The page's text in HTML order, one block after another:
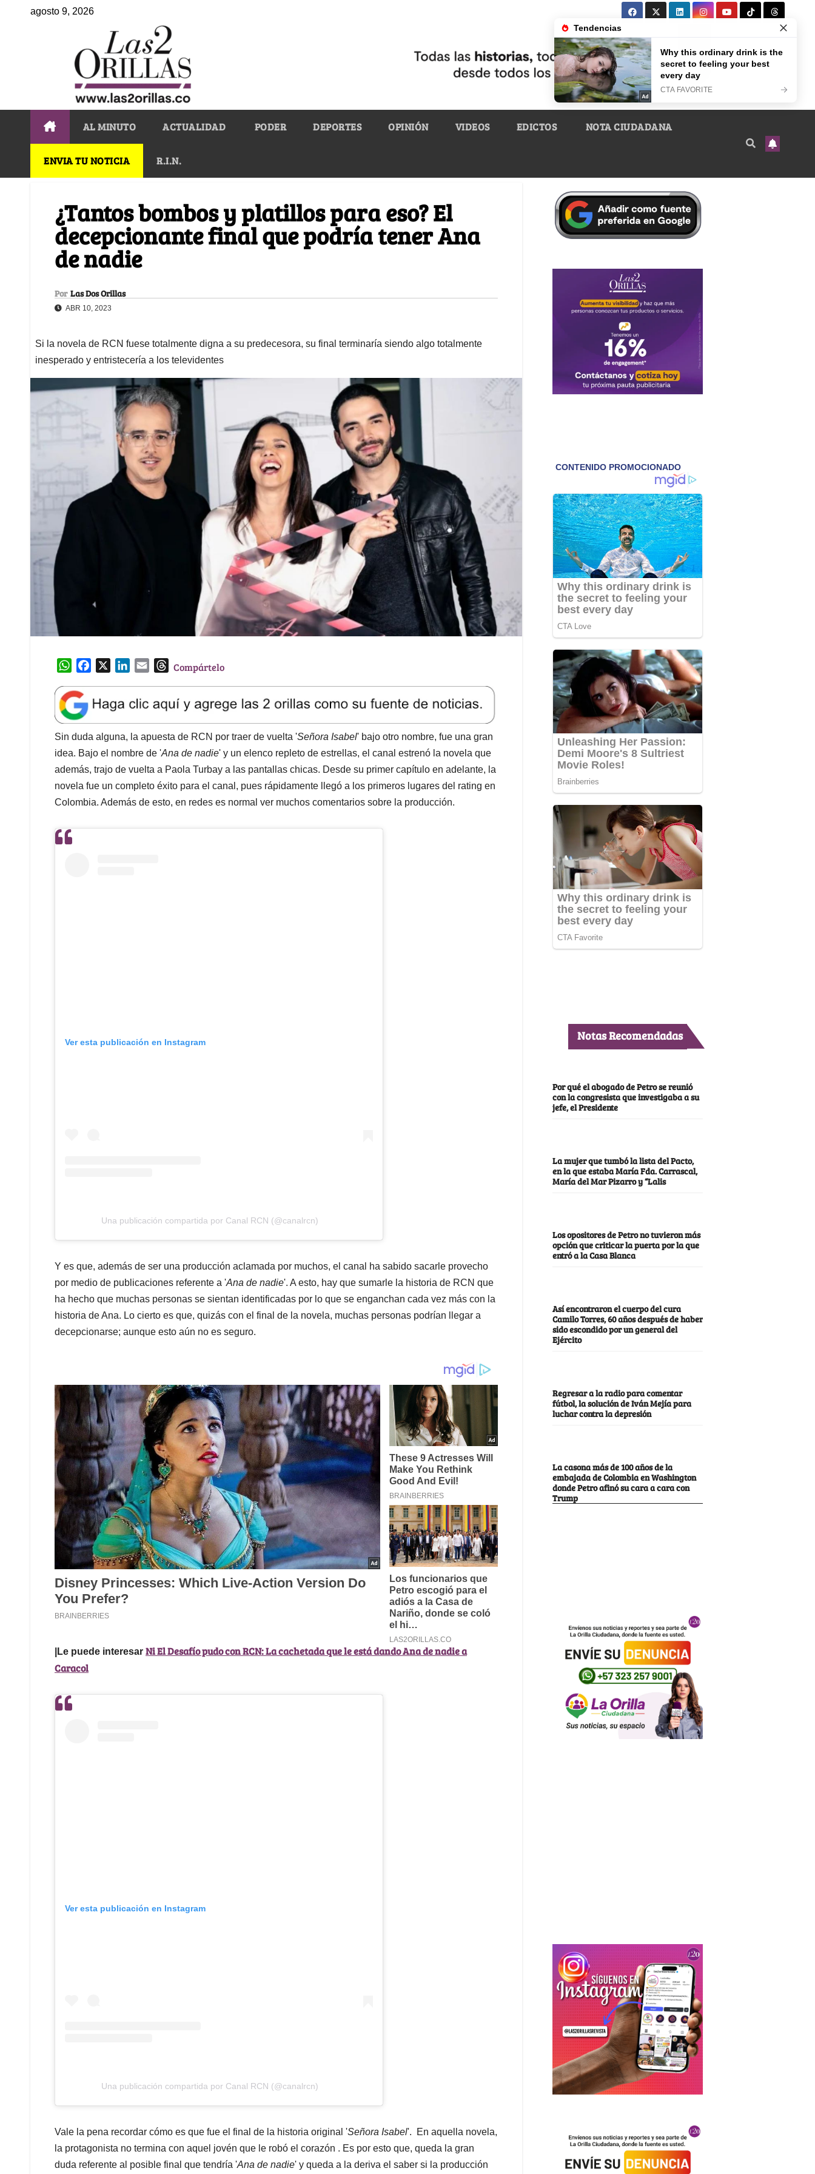
agosto 9, 2026
AL MINUTO ACTUALIDAD PODER DEPORTES OPINIÓN VIDEOS EDICTOS NOTA CIUDADANA
ENVIA TU NOTICIA R.I.N.
¿Tantos bombos y platillos para eso? El
decepcionante final que podría tener Ana
de nadie
Por Las Dos Orillas
ABR 10, 2023
Si la novela de RCN fuese totalmente digna a su predecesora, su final terminaría siendo algo totalmente
inesperado y entristecería a los televidentes
W
a
t
s
A
p
p
e
b
o
o
k
k
e
d
I
n
l
T
e
a
d
s
Compártelo
Sin duda alguna, la apuesta de RCN por traer de vuelta 'Señora Isabel' bajo otro nombre, fue una gran
idea. Bajo el nombre de 'Ana de nadie' y un elenco repleto de estrellas, el canal estrenó la novela que
además, trajo de vuelta a Paola Turbay a las pantallas chicas. Desde su primer capítulo en adelante, la
novela fue un completo éxito para el canal, pues rápidamente llegó a los primeros lugares del rating en
Colombia. Además de esto, en redes es normal ver muchos comentarios sobre la producción.
Ver esta publicación en Instagram
Una publicación compartida por Canal RCN (@canalrcn)
Y es que, además de ser una producción aclamada por muchos, el canal ha sabido sacarle provecho
por medio de publicaciones referente a 'Ana de nadie'. A esto, hay que sumarle la historia de RCN que
ha hecho que muchas personas se sientan identificadas por lo que se enganchan cada vez más con la
historia de Ana. Lo cierto es que, quizás con el final de la novela, muchas personas podrían llegar a
decepcionarse; aunque esto aún no es seguro.
|Le puede interesar Ni El Desafío pudo con RCN: La cachetada que le está dando Ana de nadie a
Caracol
Ver esta publicación en Instagram
Una publicación compartida por Canal RCN (@canalrcn)
Vale la pena recordar cómo es que fue el final de la historia original 'Señora Isabel'. En aquella novela,
la protagonista no termina con aquel jovén que le robó el corazón . Es por esto que, queda la gran
duda referente al posible final que tendría 'Ana de nadie' y queda a la deriva el saber si la producción
Notas Recomendadas
Por qué el abogado de Petro se reunió
con la congresista que investigaba a su
jefe, el Presidente
La mujer que tumbó la lista del Pacto,
en la que estaba María Fda. Carrascal,
María del Mar Pizarro y “Lalis
Los opositores de Petro no tuvieron más
opción que criticar la puerta por la que
entró a la Casa Blanca
Así encontraron el cuerpo del cura
Camilo Torres, 60 años después de haber
sido escondido por un general del
Ejército
Regresar a la radio para comentar
fútbol, la solución de Iván Mejía para
luchar contra la depresión
La casona más de 100 años de la
embajada de Colombia en Washington
donde Petro afinó su cara a cara con
Trump